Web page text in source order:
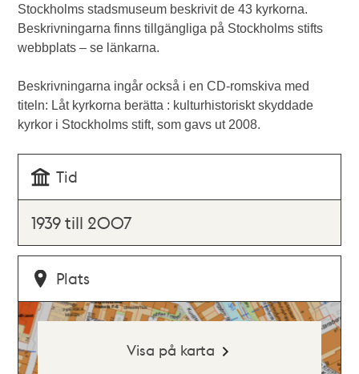
Stockholms stadsmuseum beskrivit de 43 kyrkorna.
Beskrivningarna finns tillgängliga på Stockholms stifts
webbplats – se länkarna.
Beskrivningarna ingår också i en CD-romskiva med
titeln: Låt kyrkorna berätta : kulturhistoriskt skyddade
kyrkor i Stockholms stift, som gavs ut 2008.
Tid
1939 till 2007
Plats
Visa på karta